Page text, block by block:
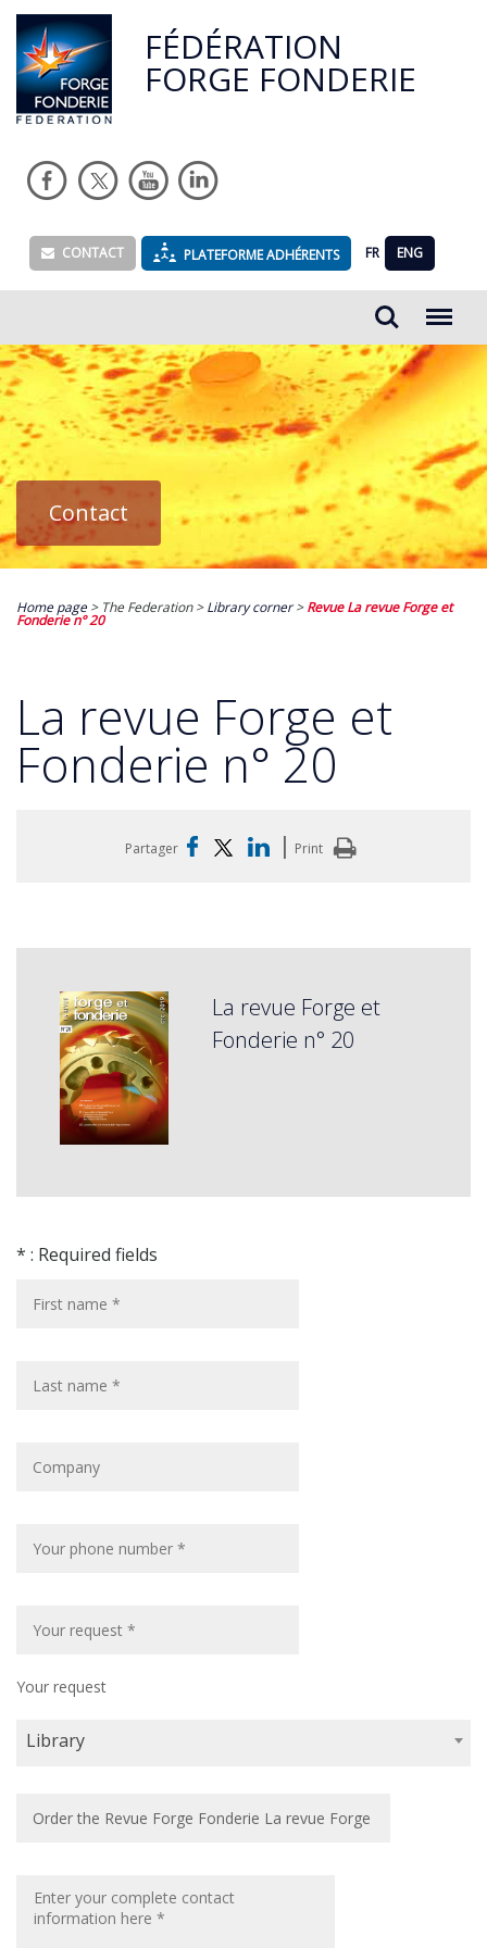
FÉDÉRATION
FORGE FONDERIE
CONTACT PLATEFORME ADHÉRENTS FR ENG
Rechercher...
Contact
Home page> The Federation >Library corner>Revue La revue Forge et
Fonderie n° 20
La revue Forge et
Fonderie n° 20
Partager | Print
La revue Forge et
Fonderie n° 20
* : Required fields
Your request
Library